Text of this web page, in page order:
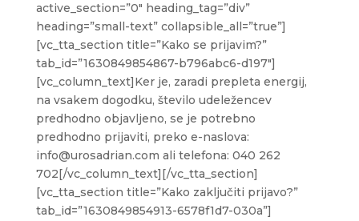
active_section=”0″ heading_tag=”div”
heading=”small-text” collapsible_all=”true”]
[vc_tta_section title=”Kako se prijavim?”
tab_id=”1630849854867-b796abc6-d197″]
[vc_column_text]Ker je, zaradi prepleta energij,
na vsakem dogodku, število udeležencev
predhodno objavljeno, se je potrebno
predhodno prijaviti, preko e-naslova:
info@urosadrian.com ali telefona: 040 262
702[/vc_column_text][/vc_tta_section]
[vc_tta_section title=”Kako zaključiti prijavo?”
tab_id=”1630849854913-6578f1d7-030a”]